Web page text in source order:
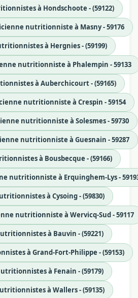
à Hondschoote - (59122)
nutritionniste à Masny - 59176
à Hergnies - (59199)
nutritionniste à Phalempin - 59133
à Auberchicourt - (59165)
nutritionniste à Crespin - 59154
nutritionniste à Solesmes - 59730
nutritionniste à Guesnain - 59287
à Bousbecque - (59166)
nutritionniste à Erquinghem-Lys -
à Cysoing - (59830)
nutritionniste à Wervicq-Sud - 59117
à Bauvin - (59221)
à Grand-Fort-Philippe - (59153)
à Fenain - (59179)
à Wallers - (59135)